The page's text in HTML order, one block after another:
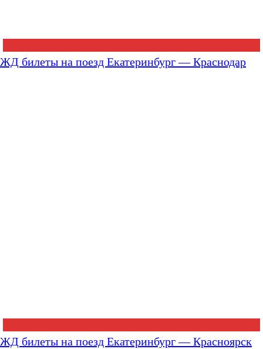
ЖД билеты на поезд Екатеринбург — Краснодар
ЖД билеты на поезд Екатеринбург — Красноярск